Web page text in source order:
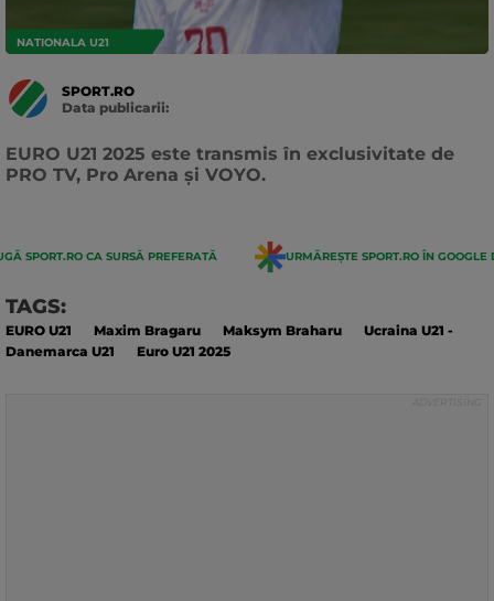
NATIONALA U21
SPORT.RO
Data publicarii:
EURO U21 2025 este transmis în exclusivitate de
PRO TV, Pro Arena și VOYO.
SPORT.RO CA SURSĂ PREFERATĂ URMĂREȘTE SPORT.RO ÎN GOOGLE
TAGS:
EURO U21 Maxim Bragaru Maksym Braharu
Ucraina U21 -
Danemarca U21
Euro U21 2025